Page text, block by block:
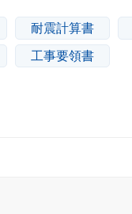
耐震計算書
工事要領書